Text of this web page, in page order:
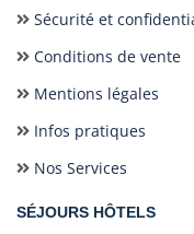
Sécurité et
Conditions de vente
Mentions légales
Infos pratiques
Nos Services
SÉJOURS HÔTELS